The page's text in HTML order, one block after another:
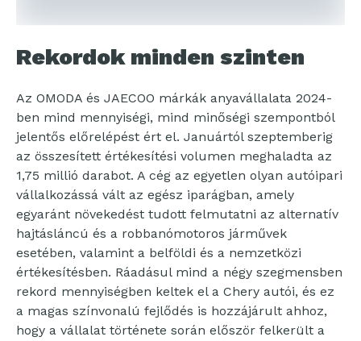
Rekordok minden szinten
Az OMODA és JAECOO márkák anyavállalata 2024-
ben mind mennyiségi, mind minőségi szempontból
jelentős előrelépést ért el. Januártól szeptemberig
az összesített értékesítési volumen meghaladta az
1,75 millió darabot. A cég az egyetlen olyan autóipari
vállalkozássá vált az egész iparágban, amely
egyaránt növekedést tudott felmutatni az alternatív
hajtásláncú és a robbanómotoros járművek
esetében, valamint a belföldi és a nemzetközi
értékesítésben. Ráadásul mind a négy szegmensben
rekord mennyiségben keltek el a Chery autói, és ez
a magas színvonalú fejlődés is hozzájárult ahhoz,
hogy a vállalat története során először felkerült a